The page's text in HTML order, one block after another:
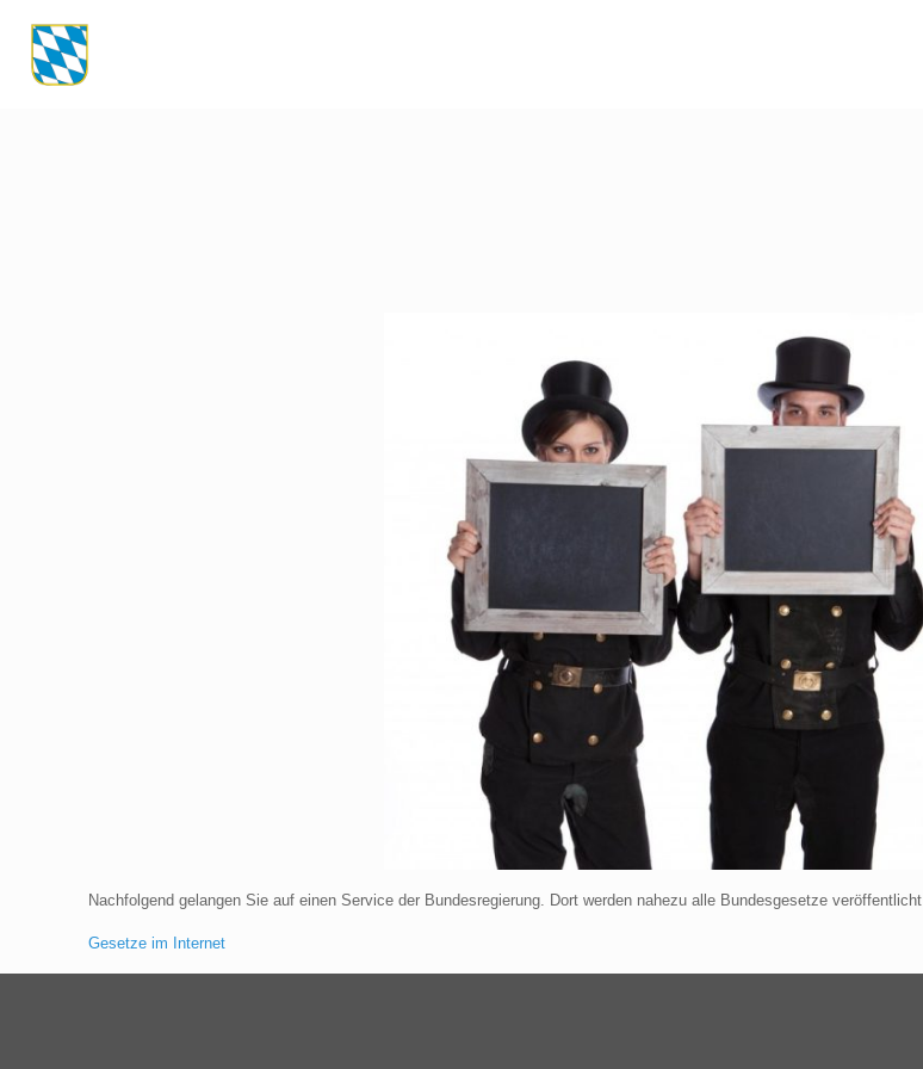
Nachfolgend gelangen Sie auf einen Service der Bundesregierung. Dort werden nahezu alle Bundesgesetze veröffentlicht
Gesetze im Internet